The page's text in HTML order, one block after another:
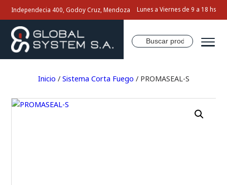
Independecia 400, Godoy Cruz, Mendoza Lunes a Viernes de 9 a 18 hs
Buscar
Nosotros
Inicio / Sistema Corta Fuego / PROMASEAL-S